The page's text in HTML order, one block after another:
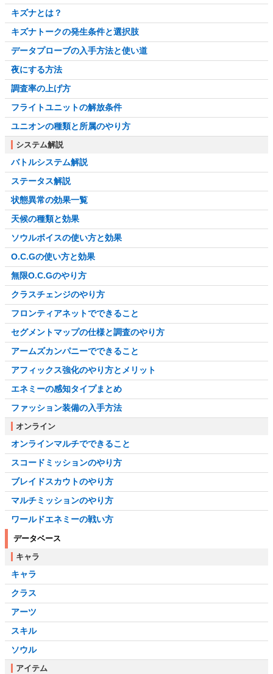
キズナとは？
キズナトークの発生条件と選択肢
データプローブの入手方法と使い道
夜にする方法
調査率の上げ方
フライトユニットの解放条件
ユニオンの種類と所属のやり方
システム解説
バトルシステム解説
ステータス解説
状態異常の効果一覧
天候の種類と効果
ソウルボイスの使い方と効果
O.C.Gの使い方と効果
無限O.C.Gのやり方
クラスチェンジのやり方
フロンティアネットでできること
セグメントマップの仕様と調査のやり方
アームズカンパニーでできること
アフィックス強化のやり方とメリット
エネミーの感知タイプまとめ
ファッション装備の入手方法
オンライン
オンラインマルチでできること
スコードミッションのやり方
ブレイドスカウトのやり方
マルチミッションのやり方
ワールドエネミーの戦い方
データベース
キャラ
キャラ
クラス
アーツ
スキル
ソウル
アイテム